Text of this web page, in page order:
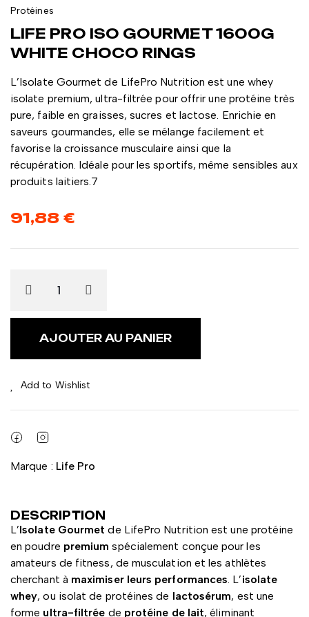
Protéines
LIFE PRO ISO GOURMET 1600G
WHITE CHOCO RINGS
L’Isolate Gourmet de LifePro Nutrition est une whey
isolate premium, ultra-filtrée pour offrir une protéine très
pure, faible en graisses, sucres et lactose. Enrichie en
saveurs gourmandes, elle se mélange facilement et
favorise la croissance musculaire ainsi que la
récupération. Idéale pour les sportifs, même sensibles aux
produits laitiers.7
91,88 €
AJOUTER AU PANIER
Add to Wishlist
Marque : Life Pro
DESCRIPTION
L’Isolate Gourmetde LifePro Nutrition est une protéine
en poudre premium spécialement conçue pour les
amateurs de fitness, de musculation et les athlètes
cherchant à maximiser leurs performances. L’isolate
whey, ou isolat de protéines de lactosérum, est une
forme ultra-filtrée de protéine de lait, éliminant